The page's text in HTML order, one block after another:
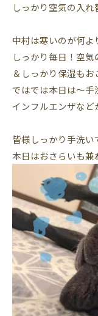
しっかり空気の入
中村は寒いのが何よ
しっかり毎日！空
＆しっかり保湿も
ではでは本日は〜手
インフルエンザなど
皆様しっかり手洗い
本日はおさらいも